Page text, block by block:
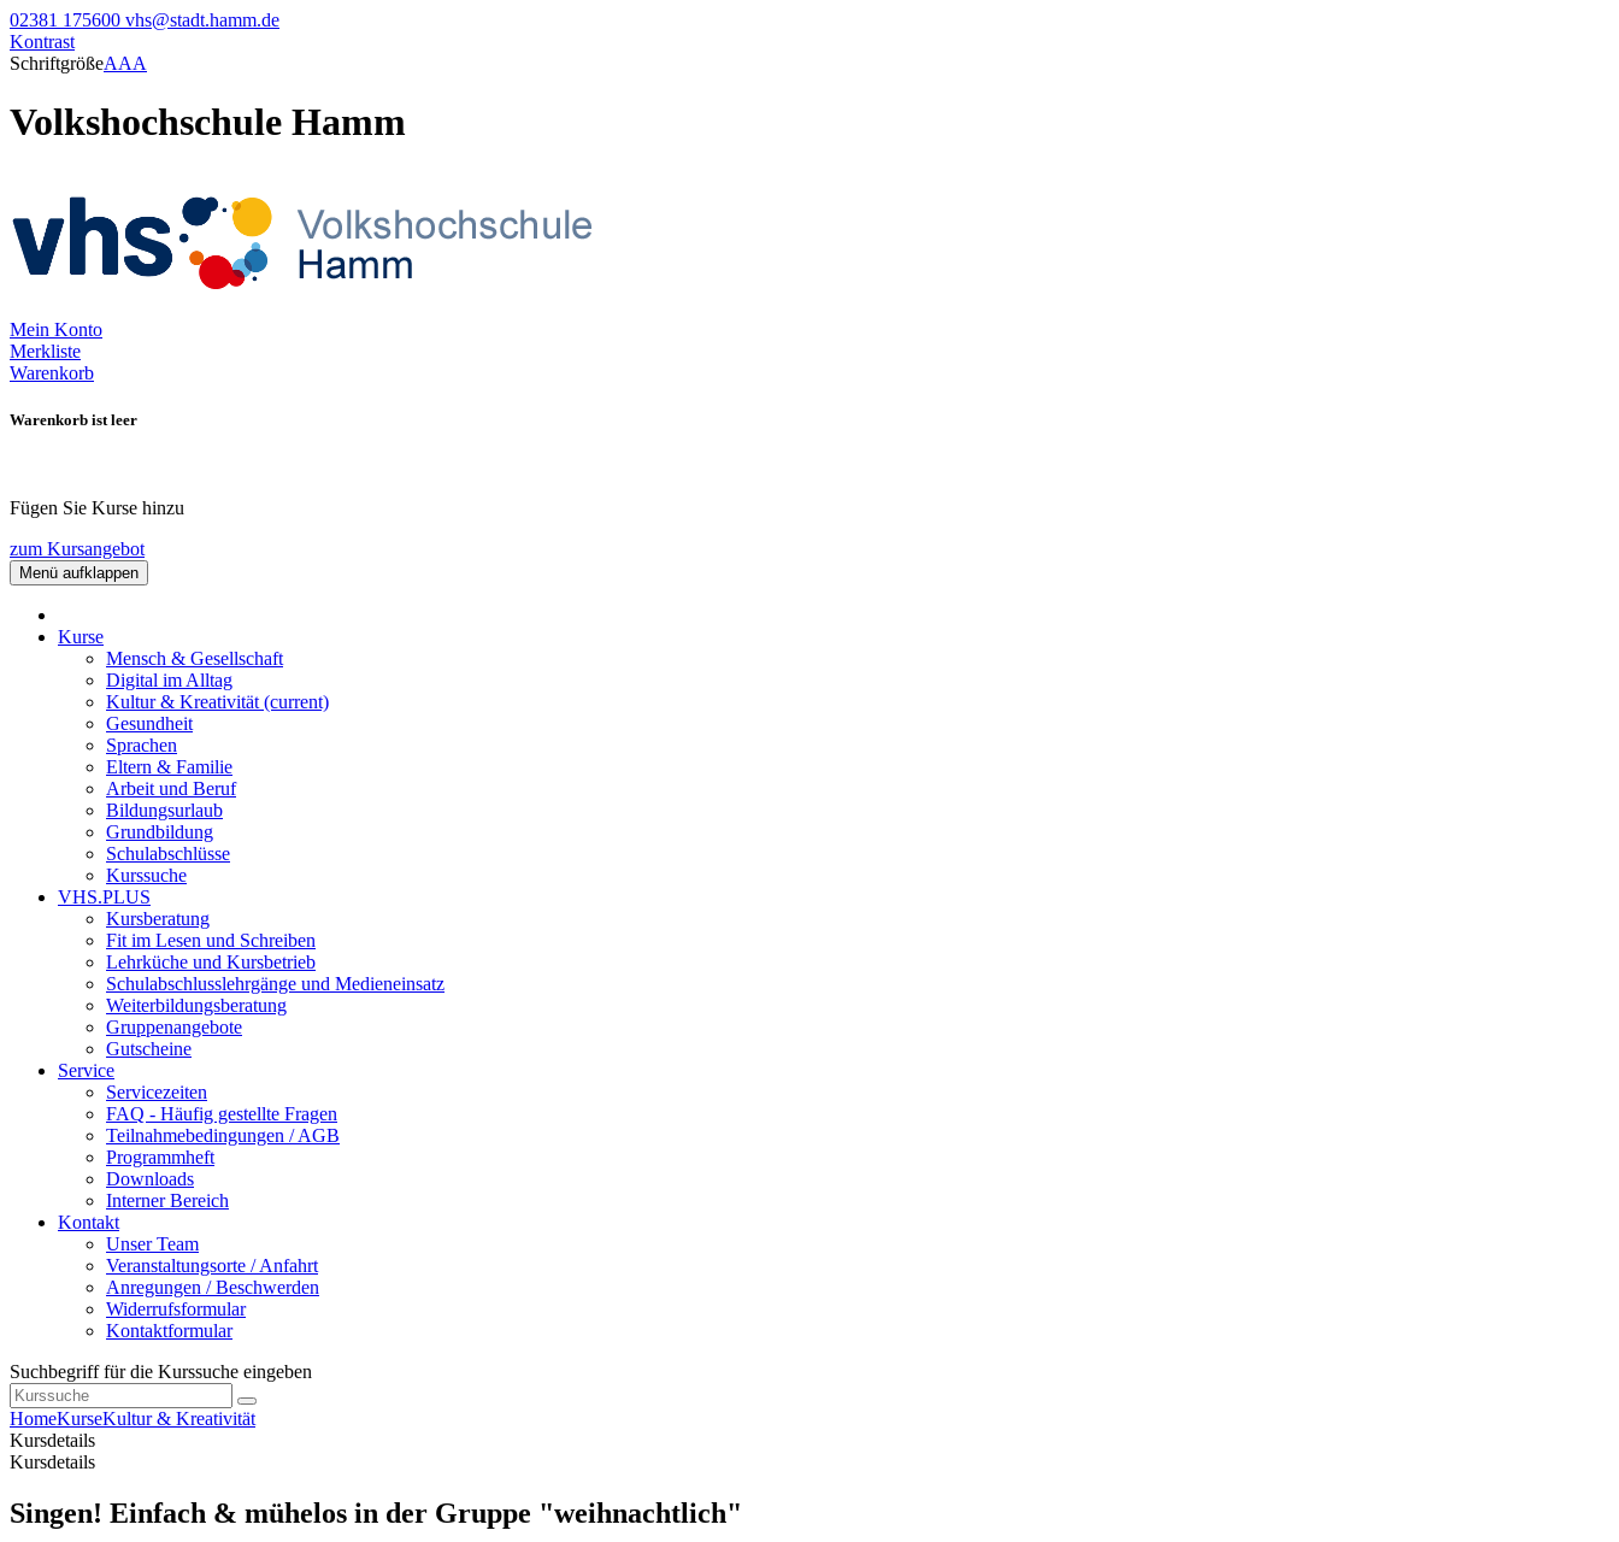
02381 175600 vhs@stadt.hamm.de
Kontrast
SchriftgrößeAAA
Volkshochschule Hamm
Mein Konto
Merkliste
Warenkorb
Warenkorb ist leer
Fügen Sie Kurse hinzu
zum Kursangebot
Menü aufklappen
Kurse
Mensch & Gesellschaft
Digital im Alltag
Kultur & Kreativität (current)
Gesundheit
Sprachen
Eltern & Familie
Arbeit und Beruf
Bildungsurlaub
Grundbildung
Schulabschlüsse
Kurssuche
VHS.PLUS
Kursberatung
Fit im Lesen und Schreiben
Lehrküche und Kursbetrieb
Schulabschlusslehrgänge und Medieneinsatz
Weiterbildungsberatung
Gruppenangebote
Gutscheine
Service
Servicezeiten
FAQ - Häufig gestellte Fragen
Teilnahmebedingungen / AGB
Programmheft
Downloads
Interner Bereich
Kontakt
Unser Team
Veranstaltungsorte / Anfahrt
Anregungen / Beschwerden
Widerrufsformular
Kontaktformular
Suchbegriff für die Kurssuche eingeben
HomeKurseKultur & Kreativität
Kursdetails
Kursdetails
Singen! Einfach & mühelos in der Gruppe "weihnachtlich"